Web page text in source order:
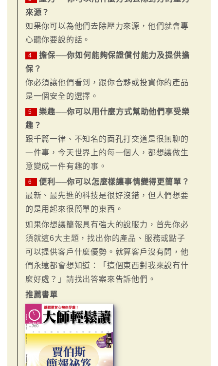
來源？
如果你可以為他們去除壓力來源，他們就會專
心聽你要說的話。
4
擔保──你如何能夠保證償付能力及提供擔
保？
你必須讓他們看到，跟你合夥或投資你的產品
是一個安全的選擇。
5
樂趣──你可以用什麼方式幫助他們享受樂
趣？
跟千篇一律、不知名的面孔打交道是很無聊的
一件事，今天世界上的每一個人，都想讓做生
意變成一件有趣的事。
6
便利──你可以怎麼樣讓事情變得更簡單？
最新、最先進的科技是很好沒錯，但人們想要
的是用起來很簡單的東西。
如果你想讓簡報具有強大的說服力，首先你必
須就這6大主題，找出你的產品、服務或點子
可以提供客戶什麼優勢。就算客戶沒有問，他
們永遠都會想知道：「這個東西對我來說有什
麼好處？」請找出答案來告訴他們。
推薦書單